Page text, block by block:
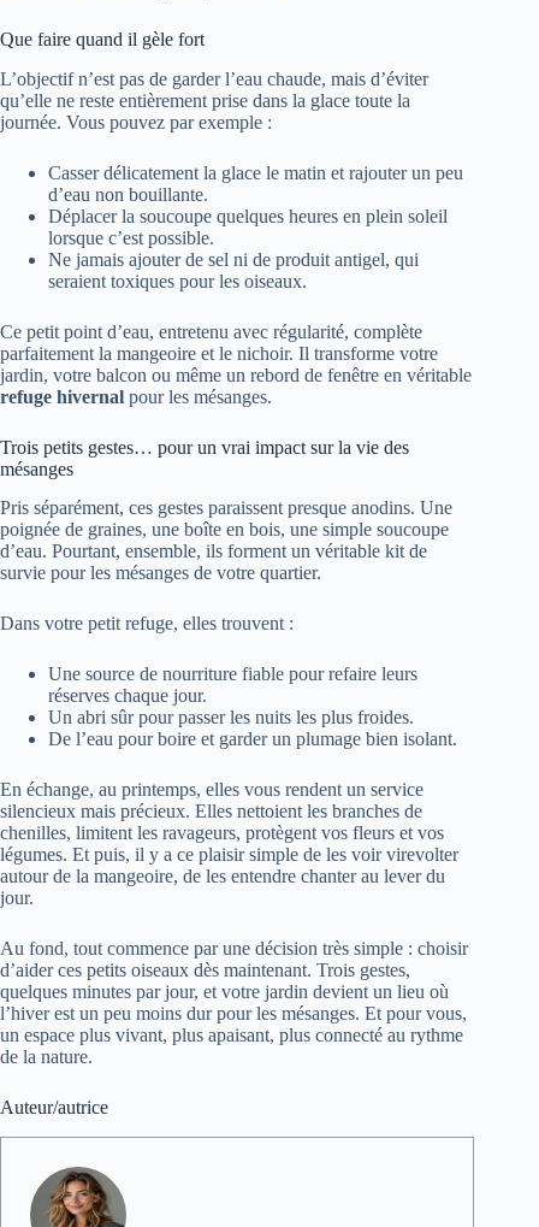
Que faire quand il gèle fort
L’objectif n’est pas de garder l’eau chaude, mais d’éviter
qu’elle ne reste entièrement prise dans la glace toute la
journée. Vous pouvez par exemple :
Casser délicatement la glace le matin et rajouter un peu
d’eau non bouillante.
Déplacer la soucoupe quelques heures en plein soleil
lorsque c’est possible.
Ne jamais ajouter de sel ni de produit antigel, qui
seraient toxiques pour les oiseaux.
Ce petit point d’eau, entretenu avec régularité, complète
parfaitement la mangeoire et le nichoir. Il transforme votre
jardin, votre balcon ou même un rebord de fenêtre en véritable
refuge hivernal pour les mésanges.
Trois petits gestes… pour un vrai impact sur la vie des
mésanges
Pris séparément, ces gestes paraissent presque anodins. Une
poignée de graines, une boîte en bois, une simple soucoupe
d’eau. Pourtant, ensemble, ils forment un véritable kit de
survie pour les mésanges de votre quartier.
Dans votre petit refuge, elles trouvent :
Une source de nourriture fiable pour refaire leurs
réserves chaque jour.
Un abri sûr pour passer les nuits les plus froides.
De l’eau pour boire et garder un plumage bien isolant.
En échange, au printemps, elles vous rendent un service
silencieux mais précieux. Elles nettoient les branches de
chenilles, limitent les ravageurs, protègent vos fleurs et vos
légumes. Et puis, il y a ce plaisir simple de les voir virevolter
autour de la mangeoire, de les entendre chanter au lever du
jour.
Au fond, tout commence par une décision très simple : choisir
d’aider ces petits oiseaux dès maintenant. Trois gestes,
quelques minutes par jour, et votre jardin devient un lieu où
l’hiver est un peu moins dur pour les mésanges. Et pour vous,
un espace plus vivant, plus apaisant, plus connecté au rythme
de la nature.
Auteur/autrice